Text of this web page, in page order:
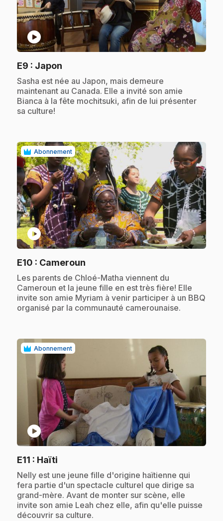
play_circle
E9 : Japon
.Sasha est née au Japon, mais demeure
maintenant au Canada. Elle a invité son amie
Bianca à la fête mochitsuki, afin de lui présenter
sa culture!
Abonnement
play_circle
E10 : Cameroun
.Les parents de Chloé-Matha viennent du
Cameroun et la jeune fille en est très fière! Elle
invite son amie Myriam à venir participer à un BBQ
organisé par la communauté camerounaise.
Abonnement
play_circle
E11 : Haïti
.Nelly est une jeune fille d'origine haïtienne qui
fera partie d'un spectacle culturel que dirige sa
grand-mère. Avant de monter sur scène, elle
invite son amie Leah chez elle, afin qu'elle puisse
découvrir sa culture.